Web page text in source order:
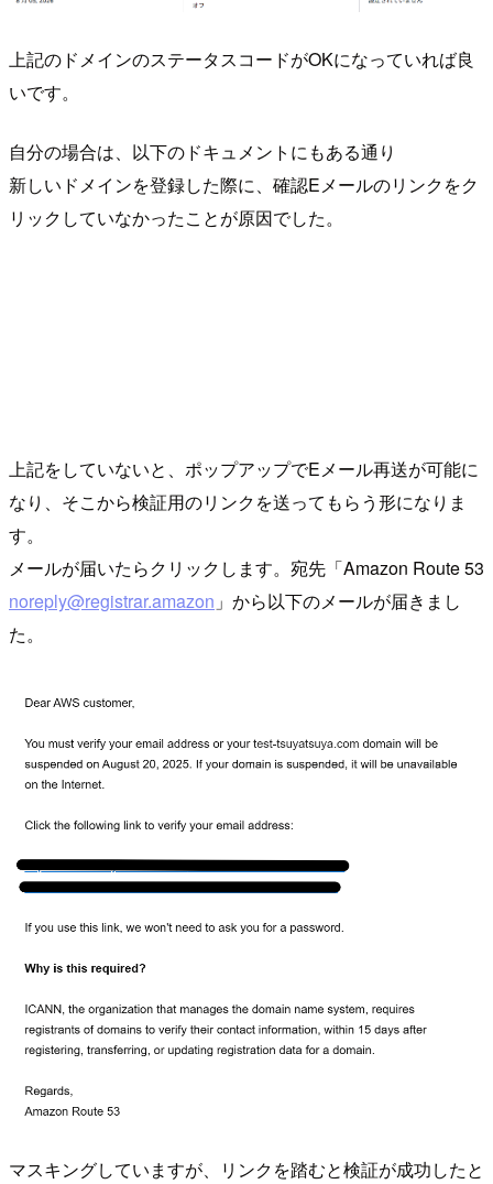
上記のドメインのステータスコードがOKになっていれば良
いです。
自分の場合は、以下のドキュメントにもある通り
新しいドメインを登録した際に、確認Eメールのリンクをク
リックしていなかったことが原因でした。
上記をしていないと、ポップアップでEメール再送が可能に
なり、そこから検証用のリンクを送ってもらう形になりま
す。
メールが届いたらクリックします。宛先「Amazon Route 53
noreply@registrar.amazon 」から以下のメールが届きまし
た。
マスキングしていますが、リンクを踏むと検証が成功したと